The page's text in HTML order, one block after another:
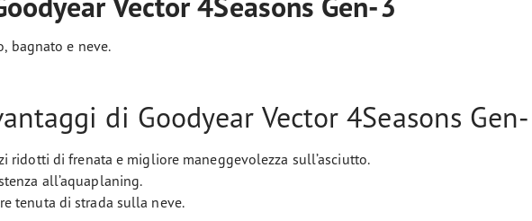
bagnato e neve.
di Goodyear Vector 4Seasons
ridotti di frenata e migliore maneggevolezza sull’asciutto.
all’aquaplaning.
tenuta di strada sulla neve.